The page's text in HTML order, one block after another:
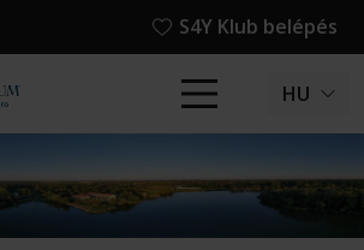
S4Y Klub belépés
HU